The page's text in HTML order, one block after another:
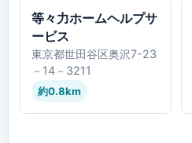
等々力ホームヘルプサ
ービス
東京都世田谷区奥沢7-23
－14－3211
約0.8km